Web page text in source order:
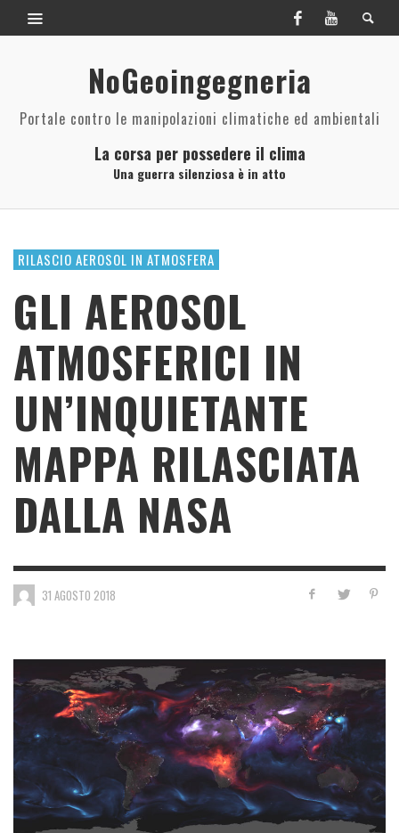
NoGeoingegneria
Portale contro le manipolazioni climatiche ed ambientali
La corsa per possedere il clima
Una guerra silenziosa è in atto
RILASCIO AEROSOL IN ATMOSFERA
GLI AEROSOL
ATMOSFERICI IN
UN’INQUIETANTE
MAPPA RILASCIATA
DALLA NASA
31 AGOSTO 2018